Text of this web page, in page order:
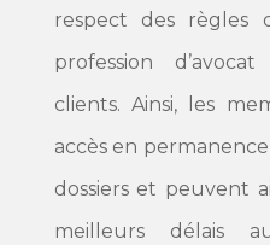
respect des règles
profession
clients.Ainsi, les
accès en
dossiers et peuvent
meilleurs délais